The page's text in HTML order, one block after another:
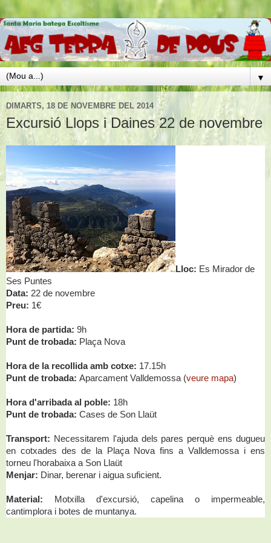
▼
DIMARTS, 18 DE NOVEMBRE DEL 2014
Excursió Llops i Daines 22 de novembre
Lloc: Es Mirador de
Ses Puntes
Data: 22 de novembre
Preu: 1€
Hora de partida: 9h
Punt de trobada: Plaça Nova
Hora de la recollida amb cotxe: 17.15h
Punt de trobada: Aparcament Valldemossa (veure mapa)
Hora d'arribada al poble: 18h
Punt de trobada: Cases de Son Llaüt
Transport: Necessitarem l'ajuda dels pares perquè ens dugueu
en cotxades des de la Plaça Nova fins a Valldemossa i ens
torneu l'horabaixa a Son Llaüt
Menjar: Dinar, berenar i aigua suficient.
Material:
Motxilla d'excursió, capelina o impermeable,
cantimplora i botes de muntanya.